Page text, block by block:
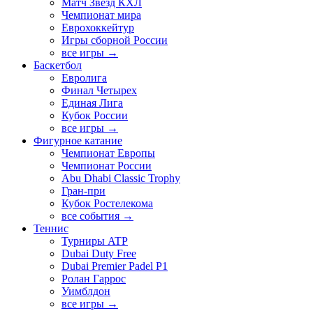
Матч Звезд КХЛ
Чемпионат мира
Еврохоккейтур
Игры сборной России
все игры →
Баскетбол
Евролига
Финал Четырех
Единая Лига
Кубок России
все игры →
Фигурное катание
Чемпионат Европы
Чемпионат России
Abu Dhabi Classic Trophy
Гран-при
Кубок Ростелекома
все события →
Теннис
Турниры ATP
Dubai Duty Free
Dubai Premier Padel P1
Ролан Гаррос
Уимблдон
все игры →